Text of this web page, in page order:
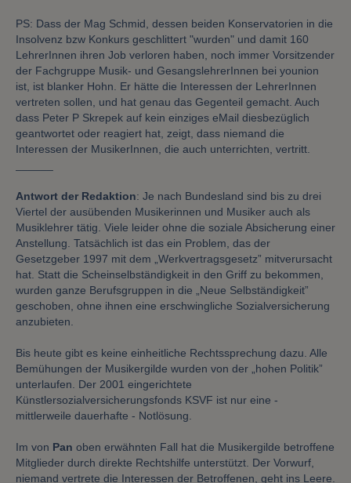
PS: Dass der Mag Schmid, dessen beiden Konservatorien in die
Insolvenz bzw Konkurs geschlittert "wurden" und damit 160
LehrerInnen ihren Job verloren haben, noch immer Vorsitzender
der Fachgruppe Musik- und GesangslehrerInnen bei younion
ist, ist blanker Hohn. Er hätte die Interessen der LehrerInnen
vertreten sollen, und hat genau das Gegenteil gemacht. Auch
dass Peter P Skrepek auf kein einziges eMail diesbezüglich
geantwortet oder reagiert hat, zeigt, dass niemand die
Interessen der MusikerInnen, die auch unterrichten, vertritt.
Antwort der Redaktion: Je nach Bundesland sind bis zu drei
Viertel der ausübenden Musikerinnen und Musiker auch als
Musiklehrer tätig. Viele leider ohne die soziale Absicherung einer
Anstellung. Tatsächlich ist das ein Problem, das der
Gesetzgeber 1997 mit dem „Werkvertragsgesetz” mitverursacht
hat. Statt die Scheinselbständigkeit in den Griff zu bekommen,
wurden ganze Berufsgruppen in die „Neue Selbständigkeit”
geschoben, ohne ihnen eine erschwingliche Sozialversicherung
anzubieten.
Bis heute gibt es keine einheitliche Rechtssprechung dazu. Alle
Bemühungen der Musikergilde wurden von der „hohen Politik”
unterlaufen. Der 2001 eingerichtete
Künstlersozialversicherungsfonds KSVF ist nur eine -
mittlerweile dauerhafte - Notlösung.
Im von Pan oben erwähnten Fall hat die Musikergilde betroffene
Mitglieder durch direkte Rechtshilfe unterstützt. Der Vorwurf,
niemand vertrete die Interessen der Betroffenen, geht ins Leere.